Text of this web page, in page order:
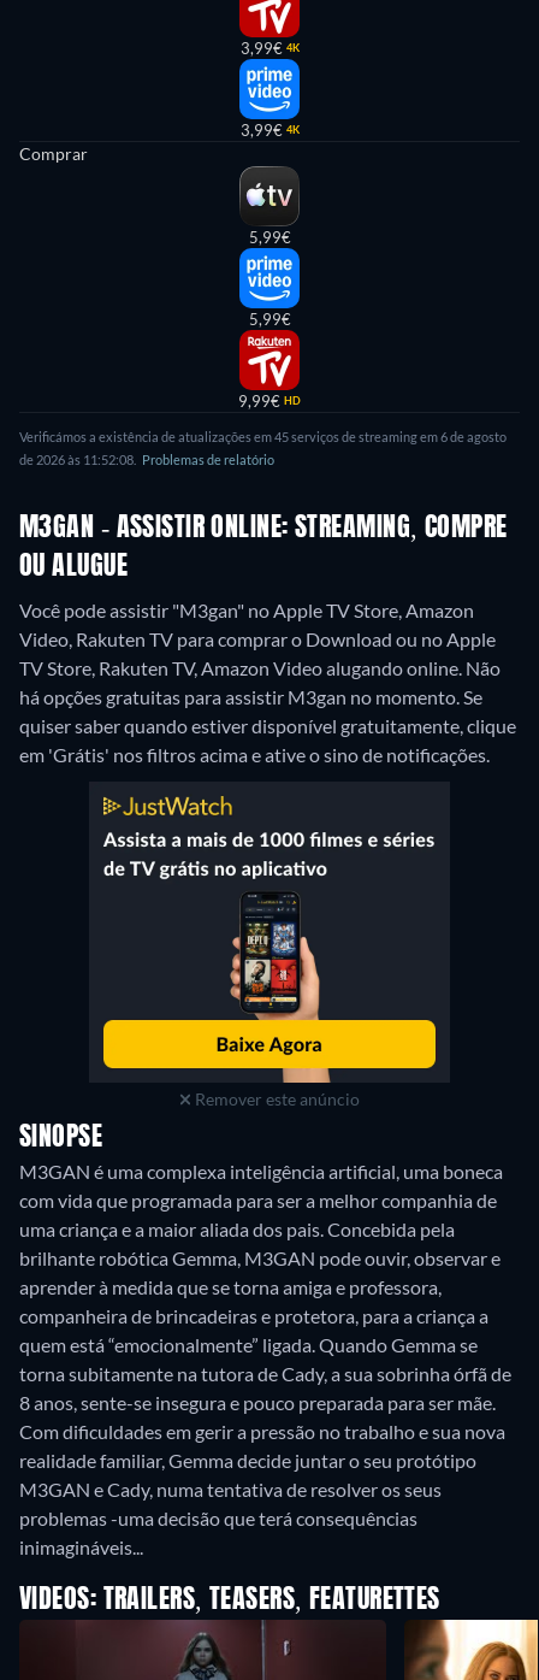
3,99€ 4K
3,99€ 4K
Comprar
5,99€
5,99€
9,99€ HD
Verificámos a existência de atualizações em 45 serviços de streaming em 6 de agosto
de 2026 às 11:52:08.
Problemas de relatório
M3GAN - ASSISTIR ONLINE: STREAMING, COMPRE
OU ALUGUE
Você pode assistir "M3gan" no Apple TV Store, Amazon
Video, Rakuten TV para comprar o Download ou no Apple
TV Store, Rakuten TV, Amazon Video alugando online. Não
há opções gratuitas para assistir M3gan no momento. Se
quiser saber quando estiver disponível gratuitamente, clique
em 'Grátis' nos filtros acima e ative o sino de notificações.
Remover este anúncio
SINOPSE
M3GAN é uma complexa inteligência artificial, uma boneca
com vida que programada para ser a melhor companhia de
uma criança e a maior aliada dos pais. Concebida pela
brilhante robótica Gemma, M3GAN pode ouvir, observar e
aprender à medida que se torna amiga e professora,
companheira de brincadeiras e protetora, para a criança a
quem está “emocionalmente” ligada. Quando Gemma se
torna subitamente na tutora de Cady, a sua sobrinha órfã de
8 anos, sente-se insegura e pouco preparada para ser mãe.
Com dificuldades em gerir a pressão no trabalho e sua nova
realidade familiar, Gemma decide juntar o seu protótipo
M3GAN e Cady, numa tentativa de resolver os seus
problemas -uma decisão que terá consequências
inimagináveis...
VIDEOS: TRAILERS, TEASERS, FEATURETTES